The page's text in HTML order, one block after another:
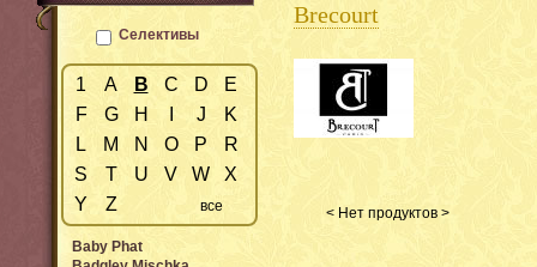
Brecourt
< Нет продуктов >
Селективы
1 A B C D
E
F
G H J
K
L
M N O P
R
S
T U V W
X
Y
Z все
Baby Phat